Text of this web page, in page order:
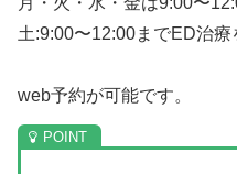
土:9:00〜12:00までED治療
web予約が可能です。